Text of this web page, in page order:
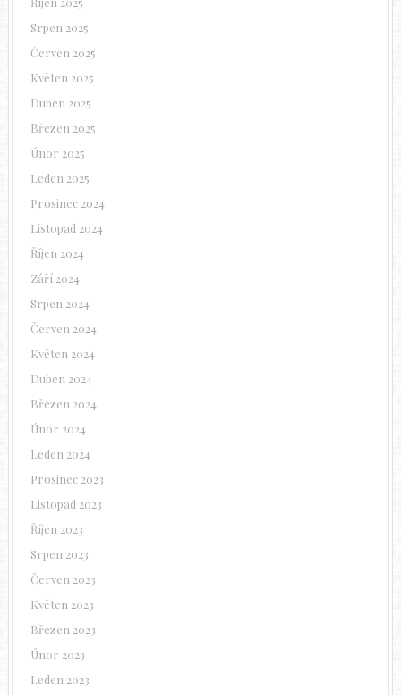
Srpen 2025
Červen 2025
Květen 2025
Duben 2025
Březen 2025
Únor 2025
Leden 2025
Prosinec 2024
Listopad 2024
Říjen 2024
Září 2024
Srpen 2024
Červen 2024
Květen 2024
Duben 2024
Březen 2024
Únor 2024
Leden 2024
Prosinec 2023
Listopad 2023
Říjen 2023
Srpen 2023
Červen 2023
Květen 2023
Březen 2023
Únor 2023
Leden 2023